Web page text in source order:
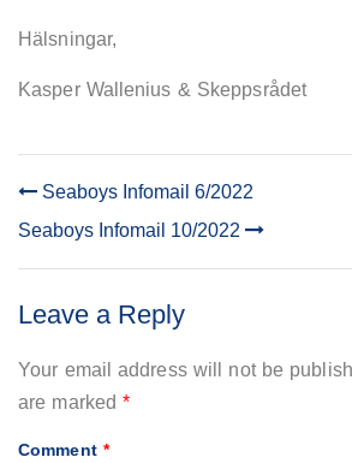
Hälsningar,
Kasper Wallenius & Skeppsrådet
POST
NAVIGATION
Seaboys Infomail 6/2022
Seaboys Infomail 10/2022
Leave a Reply
Your email address will not be
are marked*
Comment *